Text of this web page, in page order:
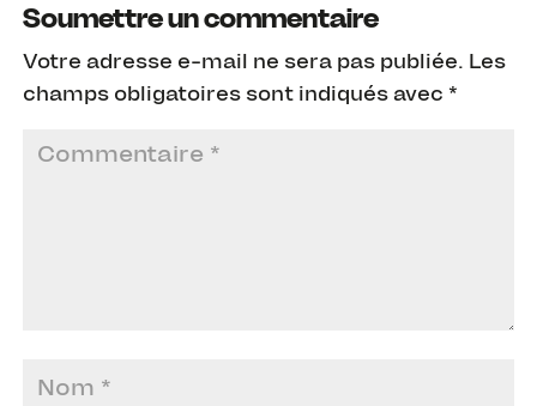
Soumettre un commentaire
Votre adresse e-mail ne sera pas publiée. Les
champs obligatoires sont indiqués avec *